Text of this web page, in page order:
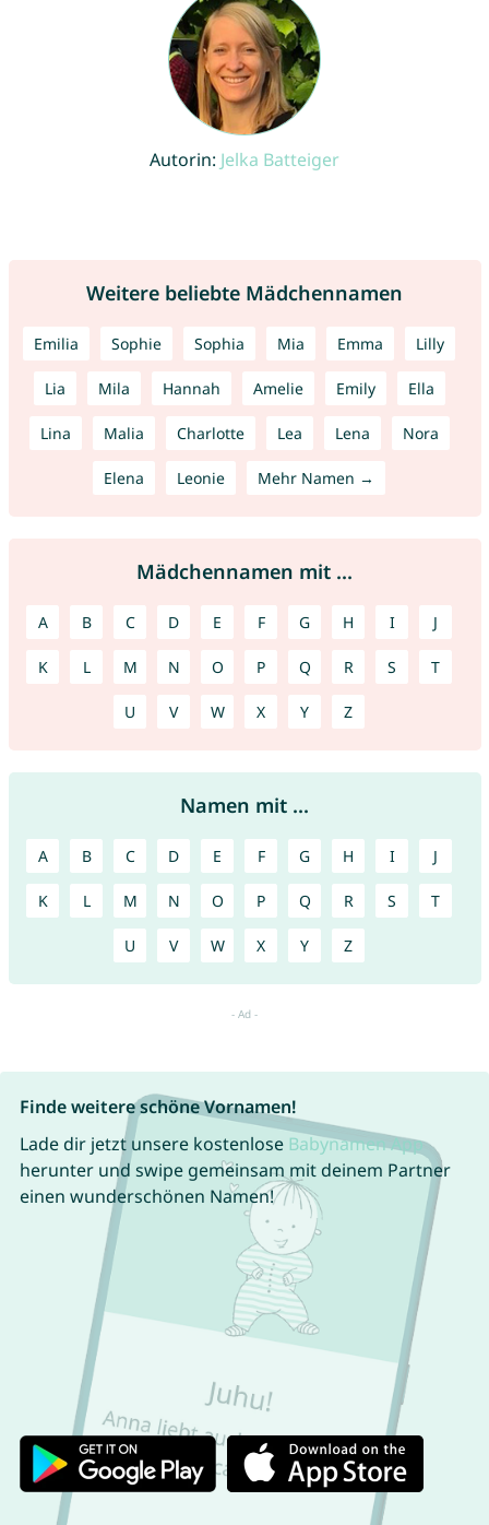
Autorin: Jelka Batteiger
Weitere beliebte Mädchennamen
Emilia Sophie Sophia Mia Emma Lilly
Lia Mila Hannah Amelie Emily Ella
Lina Malia Charlotte Lea Lena Nora
Elena Leonie Mehr Namen →
Mädchennamen mit ...
A B C D E F G H I J
K L M N O P Q R S T
U V W X Y Z
Namen mit ...
A B C D E F G H I J
K L M N O P Q R S T
U V W X Y Z
Finde weitere schöne Vornamen!
Lade dir jetzt unsere kostenlose Babynamen App
herunter und swipe gemeinsam mit deinem Partner
einen wunderschönen Namen!